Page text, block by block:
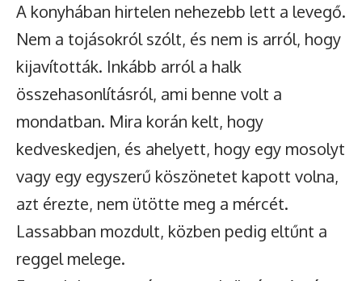
A konyhában hirtelen nehezebb lett a levegő.
Nem a tojásokról szólt, és nem is arról, hogy
kijavították. Inkább arról a halk
összehasonlításról, ami benne volt a
mondatban. Mira korán kelt, hogy
kedveskedjen, és ahelyett, hogy egy mosolyt
vagy egy egyszerű köszönetet kapott volna,
azt érezte, nem ütötte meg a mércét.
Lassabban mozdult, közben pedig eltűnt a
reggel melege.